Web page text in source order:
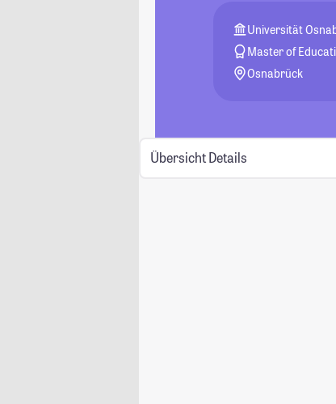
Universität
Master of
Osnabrück
Übersicht Details